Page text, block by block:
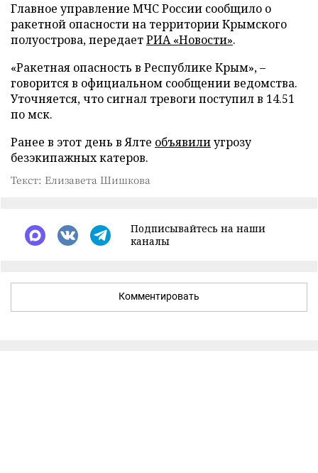
Главное управление МЧС России сообщило о
ракетной опасности на территории Крымского
полуострова, передаетРИА «Новости».
«Ракетная опасность в Республике Крым», –
говорится в официальном сообщении ведомства.
Уточняется, что сигнал тревоги поступил в 14.51
по мск.
Ранее в этот день в Ялте объявилиугрозу
безэкипажных катеров.
Текст: Елизавета Шишкова
Подписывайтесь на наши
каналы
Комментировать